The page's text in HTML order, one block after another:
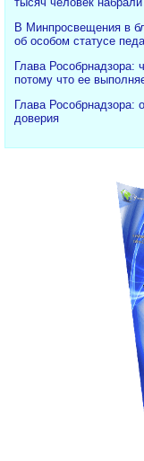
В Минпросвещения в
об особом статусе
Глава Рособрнадзора:
потому что ее
Глава Рособрнадзора:
доверия